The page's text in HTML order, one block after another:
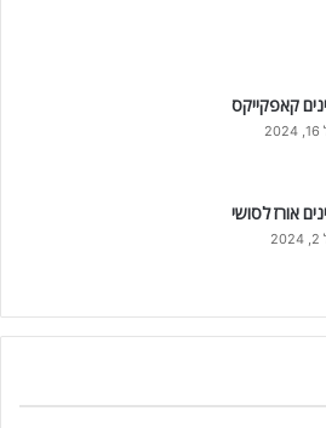
קאפקייקס
אורז לסושי